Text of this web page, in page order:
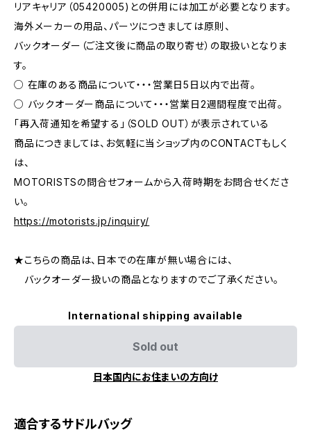
リアキャリア（05420005)との併用には加工が必要となります。
海外メーカーの用品、パーツにつきましては原則、
バックオーダー（ご注文後に商品の取り寄せ）の取扱いとなりま
す。
○ 在庫のある商品について・・・営業日5日以内で出荷。
○ バックオーダー商品について・・・営業日2週間程度で出荷。
「再入荷通知を希望する」（SOLD OUT）が表示されている
商品につきましては、お気軽に当ショップ内のCONTACTもしく
は、
MOTORISTSの問合せフォームから入荷時期をお問合せくださ
い。
https://motorists.jp/inquiry/
★こちらの商品は、日本での在庫が無い場合には、
バックオーダー扱いの商品となりますのでご了承ください。
International shipping available
Sold out
日本国内にお住まいの方向け
適合するサドルバッグ